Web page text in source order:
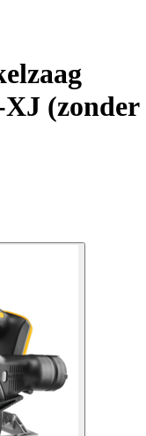
XJ (zonder